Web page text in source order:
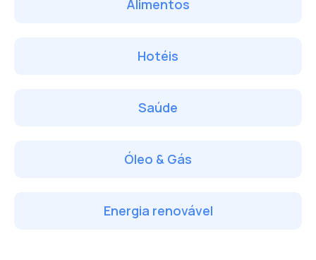
Alimentos
Hotéis
Saúde
Óleo & Gás
Energia renovável